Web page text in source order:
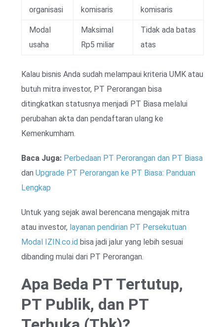
organisasi
komisaris
komisaris
Modal
usaha
Maksimal
Rp5 miliar
Tidak ada batas
atas
Kalau bisnis Anda sudah melampaui kriteria UMK atau
butuh mitra investor, PT Perorangan bisa
ditingkatkan statusnya menjadi PT Biasa melalui
perubahan akta dan pendaftaran ulang ke
Kemenkumham.
Baca Juga: Perbedaan PT Perorangan dan PT Biasa
dan Upgrade PT Perorangan ke PT Biasa: Panduan
Lengkap
Untuk yang sejak awal berencana mengajak mitra
atau investor, layanan pendirian PT Persekutuan
Modal IZIN.co.id bisa jadi jalur yang lebih sesuai
dibanding mulai dari PT Perorangan.
Apa Beda PT Tertutup,
PT Publik, dan PT